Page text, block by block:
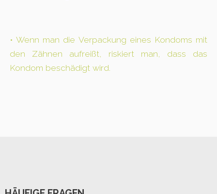
• Wenn man die Verpackung eines Kondoms mit
den Zähnen aufreißt, riskiert man, dass das
Kondom beschädigt wird.